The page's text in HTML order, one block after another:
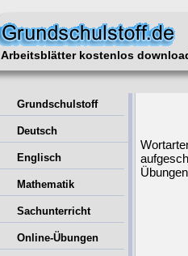
Arbeitsblätter kostenlos
Grundschulstoff
Deutsch
Englisch
Mathematik
Sachunterricht
Online-Übungen